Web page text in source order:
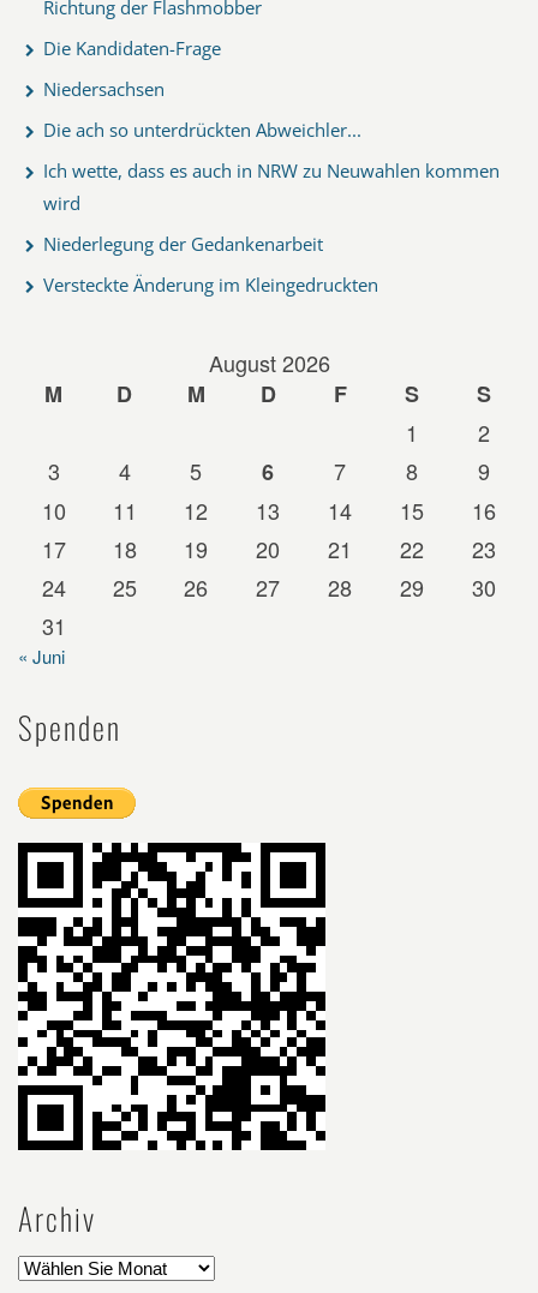
Richtung der Flashmobber
Die Kandidaten-Frage
Niedersachsen
Die ach so unterdrückten Abweichler...
Ich wette, dass es auch in NRW zu Neuwahlen kommen
wird
Niederlegung der Gedankenarbeit
Versteckte Änderung im Kleingedruckten
August 2026
M
D M D F S
S
1
2
3
4 5 6 7 8
9
10
11 12 13 14 15
16
17
18 19 20 21 22
23
24
25 26 27 28 29
30
31
« Juni
Spenden
Archiv